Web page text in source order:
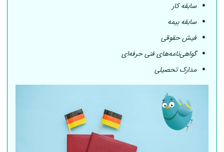
سابقه کار
سابقه بیمه
فیش حقوقی
گواهی‌نامه‌های فنی حرفه‌ای
مدارک تحصیلی